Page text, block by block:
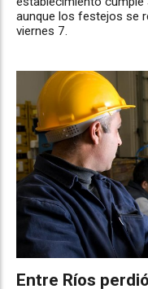
aunque los festejos se
viernes 7.
Entre Ríos